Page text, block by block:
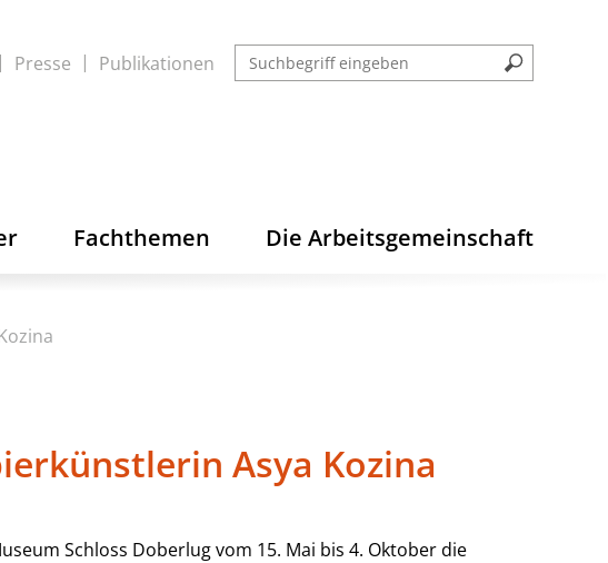
Presse Publikationen
Fachthemen Die Arbeitsgemeinschaft
Asya Kozina
Schloss Doberlug vom 15. Mai bis 4. Oktober die